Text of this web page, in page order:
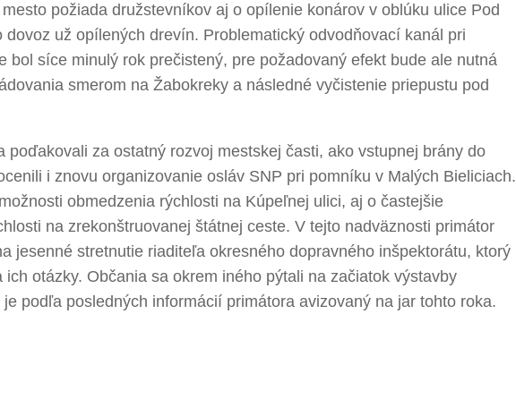
požiada družstevníkov aj o opílenie konárov v oblúku ulice Pod
dovoz už opílených drevín. Problematický odvodňovací kanál pri
bol síce minulý rok prečistený, pre požadovaný efekt bude ale nutná
smerom na Žabokreky a následné vyčistenie priepustu pod
poďakovali za ostatný rozvoj mestskej časti, ako vstupnej brány do
i znovu organizovanie osláv SNP pri pomníku v Malých Bieliciach.
obmedzenia rýchlosti na Kúpeľnej ulici, aj o častejšie
na zrekonštruovanej štátnej ceste. V tejto nadväznosti primátor
jesenné stretnutie riaditeľa okresného dopravného inšpektorátu, ktorý
ich otázky. Občania sa okrem iného pýtali na začiatok výstavby
je podľa posledných informácií primátora avizovaný na jar tohto roka.